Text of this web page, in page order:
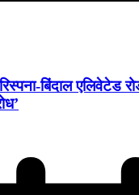
बिंदाल एलिवेटेड